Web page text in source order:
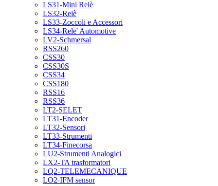
LS31-Mini Relè
LS32-Relè
LS33-Zoccoli e Accessori
LS34-Rele' Automotive
LV2-Schmersal
RSS260
CSS30
CSS30S
CSS34
CSS180
RSS16
RSS36
LT2-SELET
LT31-Encoder
LT32-Sensori
LT33-Strumenti
LT34-Finecorsa
LU2-Strumenti Analogici
LX2-TA trasformatori
LQ2-TELEMECANIQUE
LO2-IFM sensor